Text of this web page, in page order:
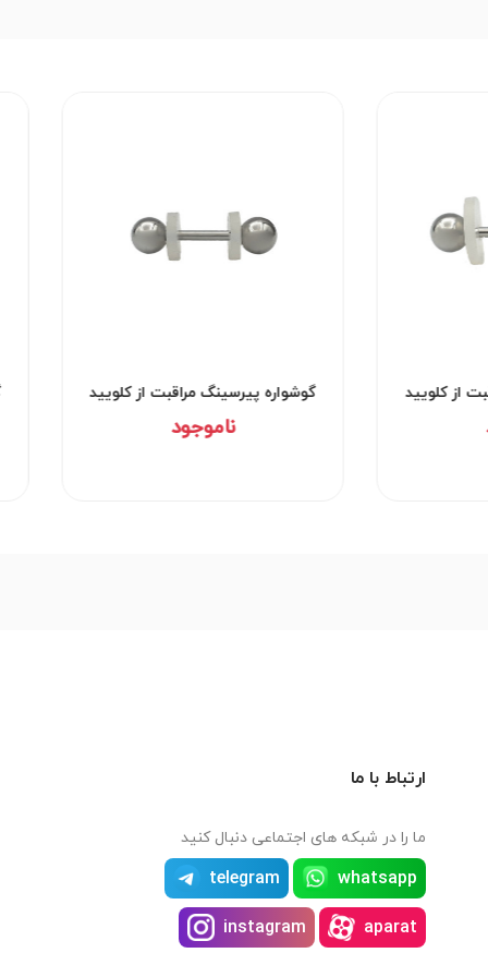
پیرسینگ مراقبت از کلویید
گوشواره پیرسینگ مراقبت
ارتباط با ما
ما را در شبکه های اجتماعی دنبال کنید
whatsapp
telegram
aparat
instagram